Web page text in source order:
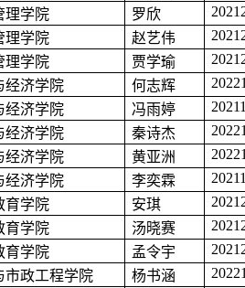
理学院 罗欣
理学院 赵艺伟
理学院 贾学瑜
经济学院 何志辉
经济学院 冯雨婷
经济学院 秦诗杰
经济学院 黄亚洲
经济学院 李奕霖
育学院 安琪
育学院 汤晓赛
育学院 孟令宇
市政工程学院 杨书涵